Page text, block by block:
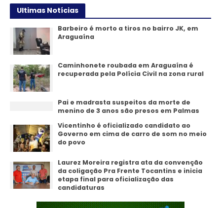
Ultimas Notícias
Barbeiro é morto a tiros no bairro JK, em
Araguaína
Caminhonete roubada em Araguaína é
recuperada pela Polícia Civil na zona rural
Pai e madrasta suspeitos da morte de
menino de 3 anos são presos em Palmas
Vicentinho é oficializado candidato ao
Governo em cima de carro de som no meio
do povo
Laurez Moreira registra ata da convenção
da coligação Pra Frente Tocantins e inicia
etapa final para oficialização das
candidaturas